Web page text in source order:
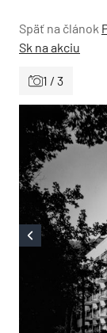
Späť na článok
Sk na akciu
1 / 3